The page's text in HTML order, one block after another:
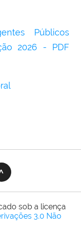
Públicos
2026 - PDF
sob a licença
3.0 Não